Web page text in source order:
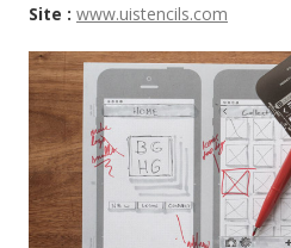
Site : www.uistencils.com